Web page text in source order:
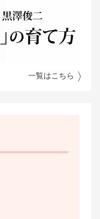
一覧はこちら